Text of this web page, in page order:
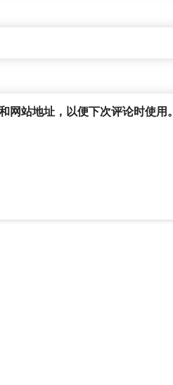
站地址，以便下次评论时使用。